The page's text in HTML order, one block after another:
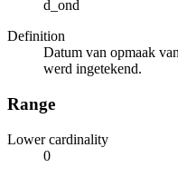
d_ond
Definition
Datum van opmaak
werd ingetekend.
Range
Lower cardinality
0